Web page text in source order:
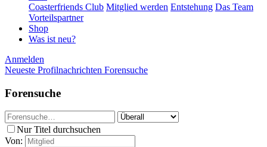
Coasterfriends Club Mitglied werden Entstehung Das Team
Vorteilspartner
Shop
Was ist neu?
Anmelden
Neueste Profilnachrichten Forensuche
Forensuche
Nur Titel durchsuchen
Von: